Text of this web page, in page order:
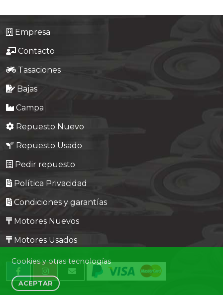
Empresa
Contacto
Tasaciones
Bajas
Campa
Repuesto Nuevo
Repuesto Usado
Pedir repuesto
Política Privacidad
Condiciones y garantías
Motores Nuevos
Motores Usados
Cookies y otras tecnologías
ACEPTAR